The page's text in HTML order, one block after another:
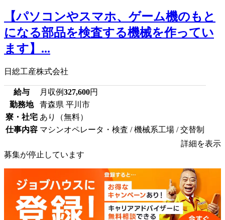
【パソコンやスマホ、ゲーム機のもと
になる部品を検査する機械を作ってい
ます】...
日総工産株式会社
給与 月収例327,600円
勤務地
青森県 平川市
寮・社宅 あり（無料）
仕事内容 マシンオペレータ・検査 / 機械系工場 / 交替制
詳細を表示
募集が停止しています